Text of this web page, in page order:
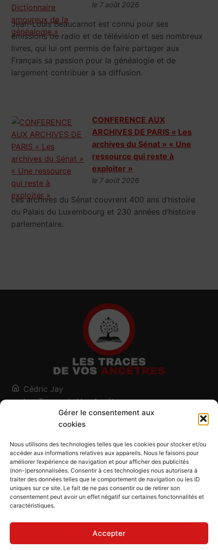
Gérer le consentement aux
cookies
Nous utilisons des technologies telles que les cookies pour stocker et/ou
accéder aux informations relatives aux appareils. Nous le faisons pour
améliorer l’expérience de navigation et pour afficher des publicités
(non-)personnalisées. Consentir à ces technologies nous autorisera à
traiter des données telles que le comportement de navigation ou les ID
uniques sur ce site. Le fait de ne pas consentir ou de retirer son
consentement peut avoir un effet négatif sur certaines fonctonnalités et
caractéristiques.
Accepter
le 7 août 2026
Jean-Louis Beaucarnot est connu pour ses
émissions de radio et de télévision et ses nombreux
livres, qui lui ont permis de faire partager aux
Français sa passion pour la généalogie et de
largement contribuer à sa diffusion.
CONFERENCE AUX
ARCHIVES DE PARIS « Les
archives du Sénat » « Une
ressource qui reste à
exploiter »
le 7 août 2026
Les archives du Sénat couvrent 400 ans d’histoire
du Palais du Luxembourg et 230 années d’histoire
parlementaire.
Cédric Jay
Les Traces de Vos Ancêtres
120, chemin des Salines
73200 Albertville - Savoie
Blog
Outils généalogiques
Contact
Plan du site
Mentions légales
Politique de confidentialité
Politique de cookies (UE)